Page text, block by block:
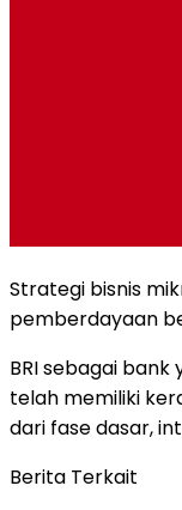
Strategi bisnis
pemberdayaan
BRI sebagai
telah memiliki
dari fase dasar,
Berita Terkait